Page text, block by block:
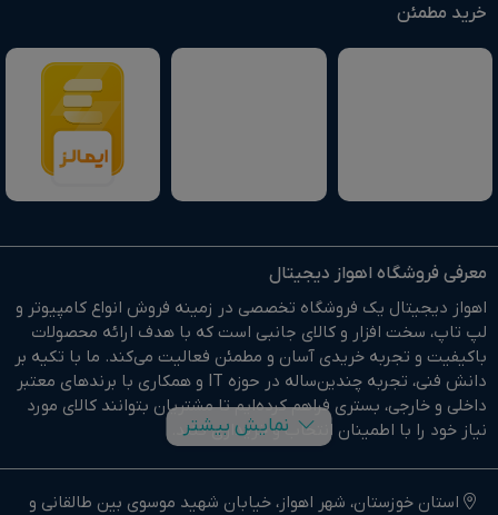
خرید مطمئن
معرفی فروشگاه اهواز دیجیتال
اهواز دیجیتال یک فروشگاه تخصصی در زمینه فروش انواع کامپیوتر و
لپ تاپ، سخت افزار و کالای جانبی است که با هدف ارائه محصولات
باکیفیت و تجربه خریدی آسان و مطمئن فعالیت می‌کند. ما با تکیه بر
دانش فنی، تجربه چندین‌ساله در حوزه IT و همکاری با برندهای معتبر
داخلی و خارجی، بستری فراهم کرده‌ایم تا مشتریان بتوانند کالای مورد
نیاز خود را با اطمینان انتخاب و خریداری کنند.
در وبسایت اهواز دیجیتال براحتی خرید آنلاین انجام دهید و در
کوتاهترین زمان ممکن کالای خود را تحویل بگیرید.
نمایش بیشتر
استان خوزستان، شهر اهواز، خیابان شهید موسوی بین طالقانی و